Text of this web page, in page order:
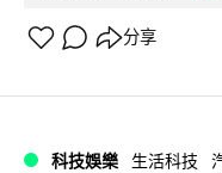
分享
科技娛樂 生活科技